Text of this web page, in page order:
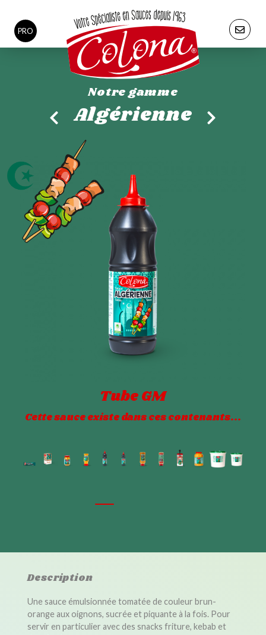
PRO
Notre gamme
Algérienne
Tube GM
Cette sauce existe dans ces contenants...
Description
Une sauce émulsionnée tomatée de couleur brun-
orange aux oignons, sucrée et piquante à la fois. Pour
servir en particulier avec des snacks friture, kebab et